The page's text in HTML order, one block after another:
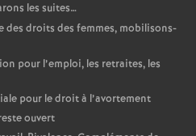
d
d
e
les suites…
des droits des femmes, mobilisons-
pour l’emploi, les retraites, les
pour le droit à l’avortement
ouvert